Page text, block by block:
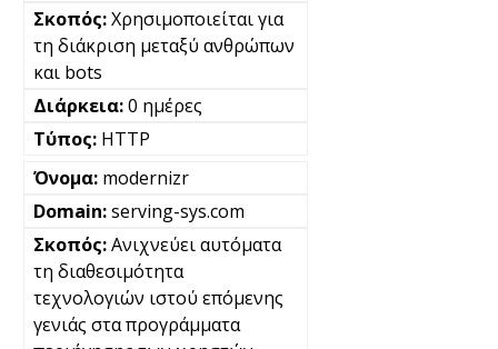
Χρησιμοποιείται για
τη διάκριση μεταξύ ανθρώπων
και bots
0 ημέρες
HTTP
modernizr
serving-sys.com
Ανιχνεύει αυτόματα
τη διαθεσιμότητα
τεχνολογιών ιστού επόμενης
γενιάς στα προγράμματα